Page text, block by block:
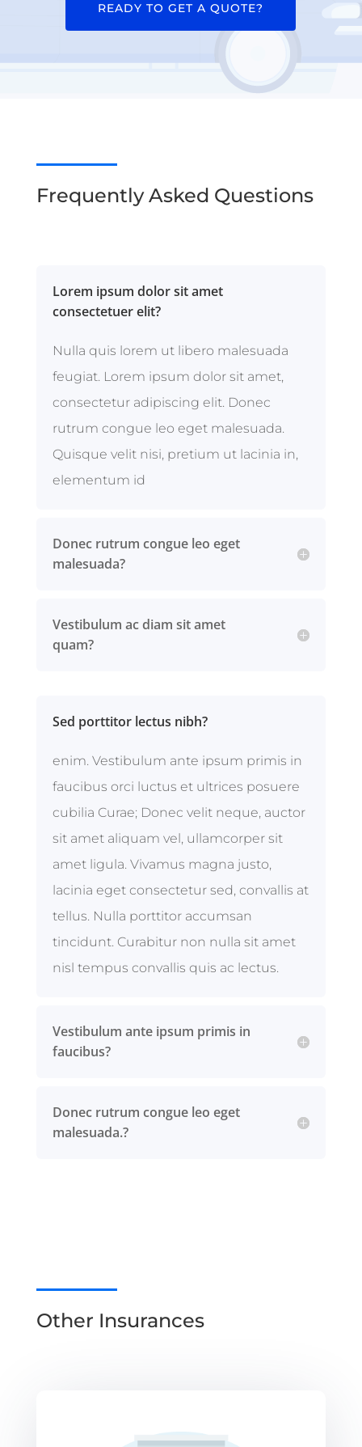
READY TO GET A QUOTE?
Frequently Asked Questions
Lorem ipsum dolor sit amet
consectetuer elit?
Nulla quis lorem ut libero malesuada
feugiat. Lorem ipsum dolor sit amet,
consectetur adipiscing elit. Donec
rutrum congue leo eget malesuada.
Quisque velit nisi, pretium ut lacinia in,
elementum id
Donec rutrum congue leo eget
malesuada?
Vestibulum ac diam sit amet
quam?
Sed porttitor lectus nibh?
enim. Vestibulum ante ipsum primis in
faucibus orci luctus et ultrices posuere
cubilia Curae; Donec velit neque, auctor
sit amet aliquam vel, ullamcorper sit
amet ligula. Vivamus magna justo,
lacinia eget consectetur sed, convallis at
tellus. Nulla porttitor accumsan
tincidunt. Curabitur non nulla sit amet
nisl tempus convallis quis ac lectus.
Vestibulum ante ipsum primis in
faucibus?
Donec rutrum congue leo eget
malesuada.?
Other Insurances